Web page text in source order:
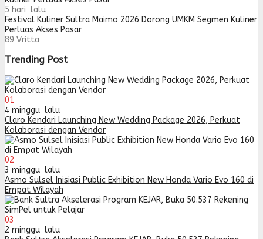
5 hari lalu
Festival Kuliner Sultra Maimo 2026 Dorong UMKM Segmen Kuliner
Perluas Akses Pasar
89 Vritta
Trending Post
01
4 minggu lalu
Claro Kendari Launching New Wedding Package 2026, Perkuat
Kolaborasi dengan Vendor
02
3 minggu lalu
Asmo Sulsel Inisiasi Public Exhibition New Honda Vario Evo 160 di
Empat Wilayah
03
2 minggu lalu